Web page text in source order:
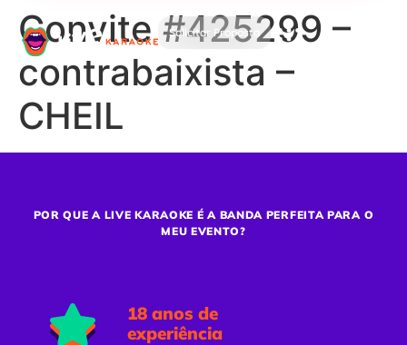
Solicitar Proposta
Convite #425299 –
contrabaixista –
CHEIL
POR QUE A LIVE KARAOKE É A BANDA PERFEITA PARA O
MEU EVENTO?
18 anos de
experiência